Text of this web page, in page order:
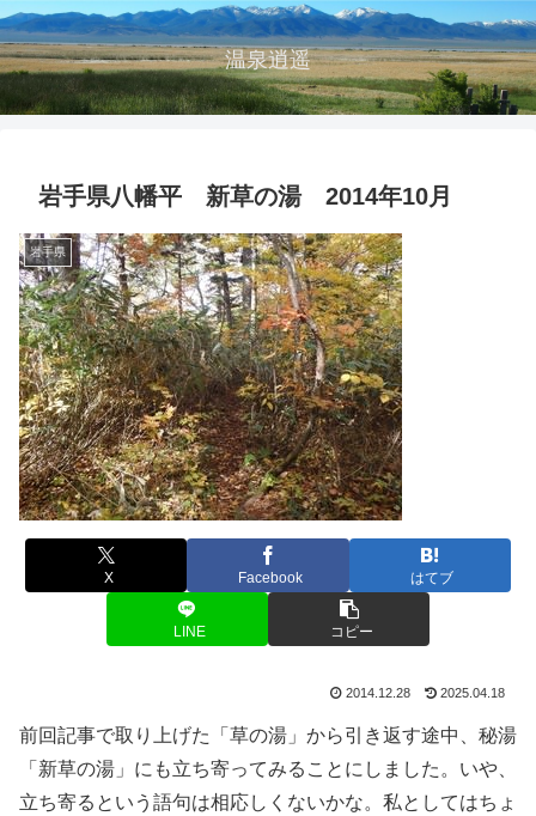
温泉逍遥
岩手県八幡平 新草の湯 2014年10月
岩手県
X Facebook はてブ
LINE コピー
2014.12.28 2025.04.18
前回記事で取り上げた「草の湯」から引き返す途中、秘湯
「新草の湯」にも立ち寄ってみることにしました。いや、
立ち寄るという語句は相応しくないかな。私としてはちょ